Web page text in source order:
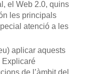
el Web 2.0, quins
les principals
atenció a les
aplicar aquests
Explicaré
de l’àmbit del